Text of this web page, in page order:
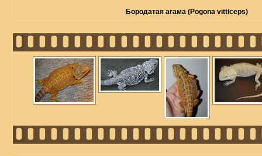
Бородатая агама (Pogona vitticeps)